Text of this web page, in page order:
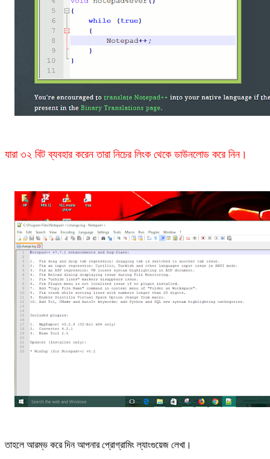
যারা ৩২ বিট ব্যবহার করেন তারা নিচের লিংক থেকে ডাউনলোড করে নিন।
তাহলে আরম্ভ করে দিন আপনার প্রোগ্রামিং ল্যাংগুয়েজ লেখা।